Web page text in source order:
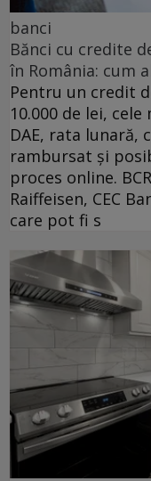
banci
Bănci cu credite
în România: cum
Pentru un credit
10.000 de lei,
DAE, rata lunară,
rambursat și
proces online.
Raiffeisen, CEC
care pot fi s